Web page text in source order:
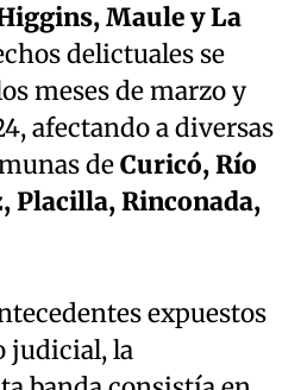
Maule y La
delictuales se
meses de marzo y
afectando a diversas
deCuricó, Río
Placilla, Rinconada,
expuestos
judicial, la